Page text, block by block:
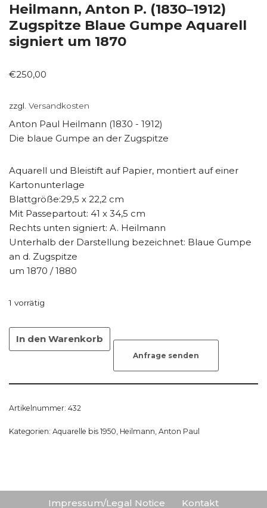
Heilmann, Anton P. (1830–1912)
Zugspitze Blaue Gumpe Aquarell
signiert um 1870
€250,00
zzgl. Versandkosten
Anton Paul Heilmann (1830 - 1912)
Die blaue Gumpe an der Zugspitze
Aquarell und Bleistift auf Papier, montiert auf einer
Kartonunterlage
Blattgröße:29,5 x 22,2 cm
Mit Passepartout: 41 x 34,5 cm
Rechts unten signiert: A. Heilmann
Unterhalb der Darstellung bezeichnet: Blaue Gumpe
an d. Zugspitze
um 1870 / 1880
1 vorrätig
In den Warenkorb
Anfrage senden
Artikelnummer: 432
Kategorien: Aquarelle bis 1950, Heilmann, Anton Paul
Impressum/Legal Notice Kontakt